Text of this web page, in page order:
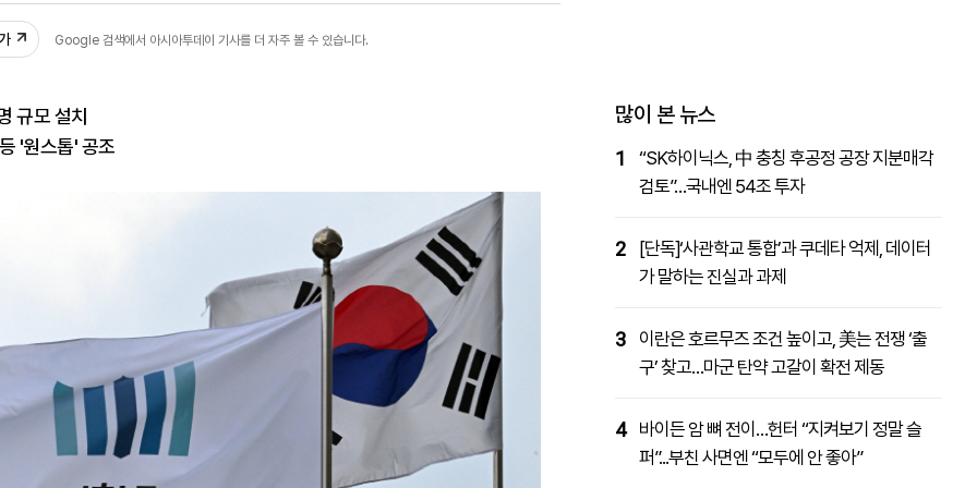
Google 검색에서 아시아투데이 기사를 더 자주 볼 수 있습니다.
규모 설치
'원스톱' 공조
많이 본 뉴스
1
“SK하이닉스, 中 충칭 후공정 공장 지분매각
검토”…국내엔 54조 투자
2
[단독]‘사관학교 통합’과 쿠데타 억제, 데이터
가 말하는 진실과 과제
3
이란은 호르무즈 조건 높이고, 美는 전쟁 ‘출
구’ 찾고…마군 탄약 고갈이 확전 제동
4
바이든 암 뼈 전이…헌터 “지켜보기 정말 슬
퍼”...부친 사면엔 “모두에 안 좋아”